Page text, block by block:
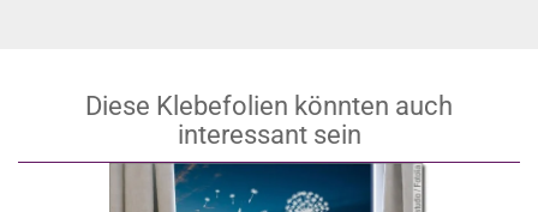
Diese Klebefolien könnten auch
interessant sein